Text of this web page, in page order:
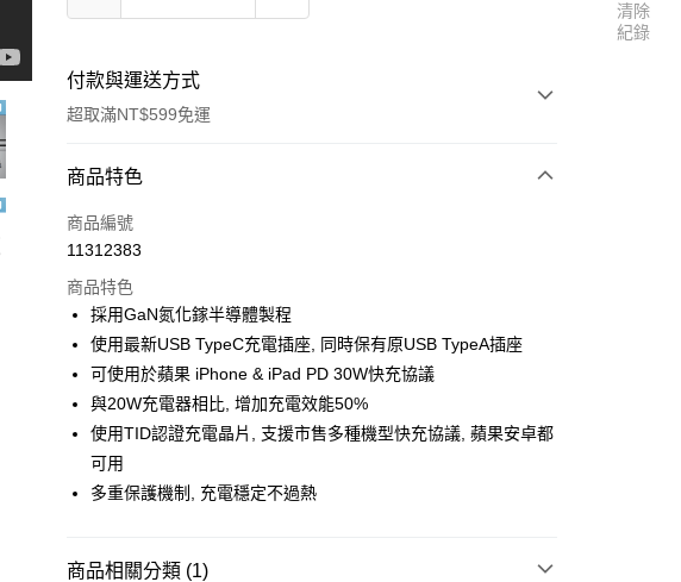
付款與運送方式
超取滿NT$599免運
付款方式
信用卡一次付款
LINE Pay
Apple Pay
街口支付
悠遊付
ATM付款
運送方式
商品特色
商品編號
11312383
商品特色
採用GaN氮化鎵半導體製程
使用最新USB TypeC充電插座, 同時保有原USB TypeA插座
可使用於蘋果 iPhone & iPad PD 30W快充協議
與20W充電器相比, 增加充電效能50%
使用TID認證充電晶片, 支援市售多種機型快充協議, 蘋果安卓都
可用
多重保護機制, 充電穩定不過熱
商品相關分類 (1)
清除
紀錄